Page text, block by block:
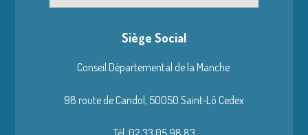
Siège Social
Conseil Départemental de la Manche
98 route de Candol, 50050 Saint-Lô Cedex